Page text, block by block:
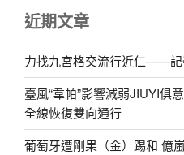
近期文章
力找九宮格交流行近仁——記
臺風“韋帕”影響減弱JIUYI俱
全線恢復雙向通行
葡萄牙遭剛果（金）踢和 億